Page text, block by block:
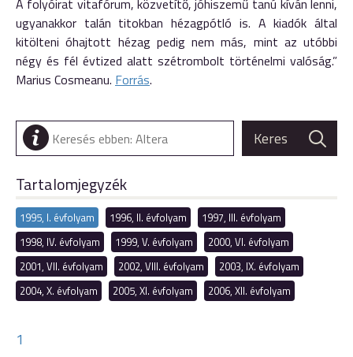
A folyóirat vitafórum, közvetítő, jóhiszemű tanú kíván lenni,
ugyanakkor talán titokban hézagpótló is. A kiadók által
kitölteni óhajtott hézag pedig nem más, mint az utóbbi
négy és fél évtized alatt szétrombolt történelmi valóság.”
Marius Cosmeanu. Forrás.
Tartalomjegyzék
1995, I. évfolyam 1996, II. évfolyam
1997, III. évfolyam
1998, IV. évfolyam
1999, V. évfolyam
2000, VI. évfolyam
2001, VII. évfolyam
2002, VIII. évfolyam
2003, IX. évfolyam
2004, X. évfolyam
2005, XI. évfolyam 2006, XII. évfolyam
1